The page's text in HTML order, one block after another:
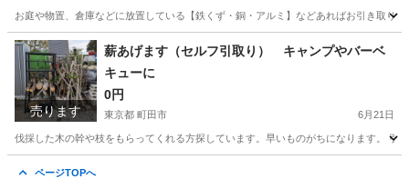
お庭や物置、倉庫などに放置している【鉄くず・銅・アルミ】などあればお引き取
山梨 韮崎市 韮崎駅 便利屋 ホームページ
売ります
薪あげます（セルフ引取り） キャンプやバーベ
キューに
0円
東京都 町田市 6月21日
伐採した木の幹や枝をもらってくれる方探しています。早いものがちになります。
ページTOPへ